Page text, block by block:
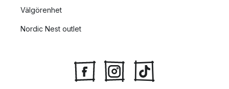
Välgörenhet
Nordic Nest outlet